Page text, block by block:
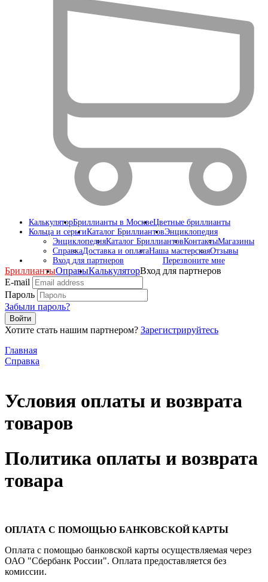
КалькуляторБриллианты в МосквеЦветные бриллианты
Кольца и серьгиКаталог БриллиантовЭнциклопедия
ЭнциклопедияКаталог БриллиантовКонтактыМагазины
СправкаДоставка и оплатаНаша мастерскаяОтзывы
Вход для партнеров
Перезвоните мне
БриллиантыОправыКалькуляторВход для партнеров
E-mail
Пароль
Забыли пароль?
Войти
Хотите стать нашим партнером? Зарегистрируйтесь
Главная
Справка
Условия оплаты и возврата
товаров
Политика оплаты и возврата
товара
ОПЛАТА С ПОМОЩЬЮ БАНКОВСКОЙ КАРТЫ
Оплата с помощью банковской карты осуществляемая через
ОАО "Сбербанк России". Оплата предоставляется без
комиссии.